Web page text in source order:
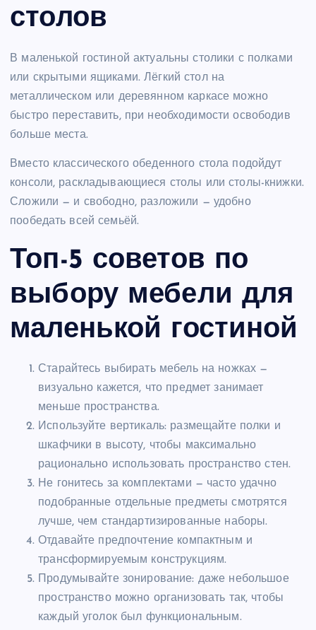
столов
В маленькой гостиной актуальны столики с полками
или скрытыми ящиками. Лёгкий стол на
металлическом или деревянном каркасе можно
быстро переставить, при необходимости освободив
больше места.
Вместо классического обеденного стола подойдут
консоли, раскладывающиеся столы или столы-книжки.
Сложили — и свободно, разложили — удобно
пообедать всей семьёй.
Топ-5 советов по
выбору мебели для
маленькой гостиной
Старайтесь выбирать мебель на ножках —
визуально кажется, что предмет занимает
меньше пространства.
Используйте вертикаль: размещайте полки и
шкафчики в высоту, чтобы максимально
рационально использовать пространство стен.
Не гонитесь за комплектами — часто удачно
подобранные отдельные предметы смотрятся
лучше, чем стандартизированные наборы.
Отдавайте предпочтение компактным и
трансформируемым конструкциям.
Продумывайте зонирование: даже небольшое
пространство можно организовать так, чтобы
каждый уголок был функциональным.